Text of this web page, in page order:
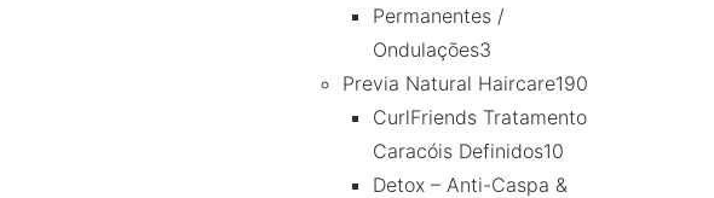
Permanentes /
Ondulações3
Previa Natural Haircare190
CurlFriends Tratamento
Caracóis Definidos10
Detox – Anti-Caspa &